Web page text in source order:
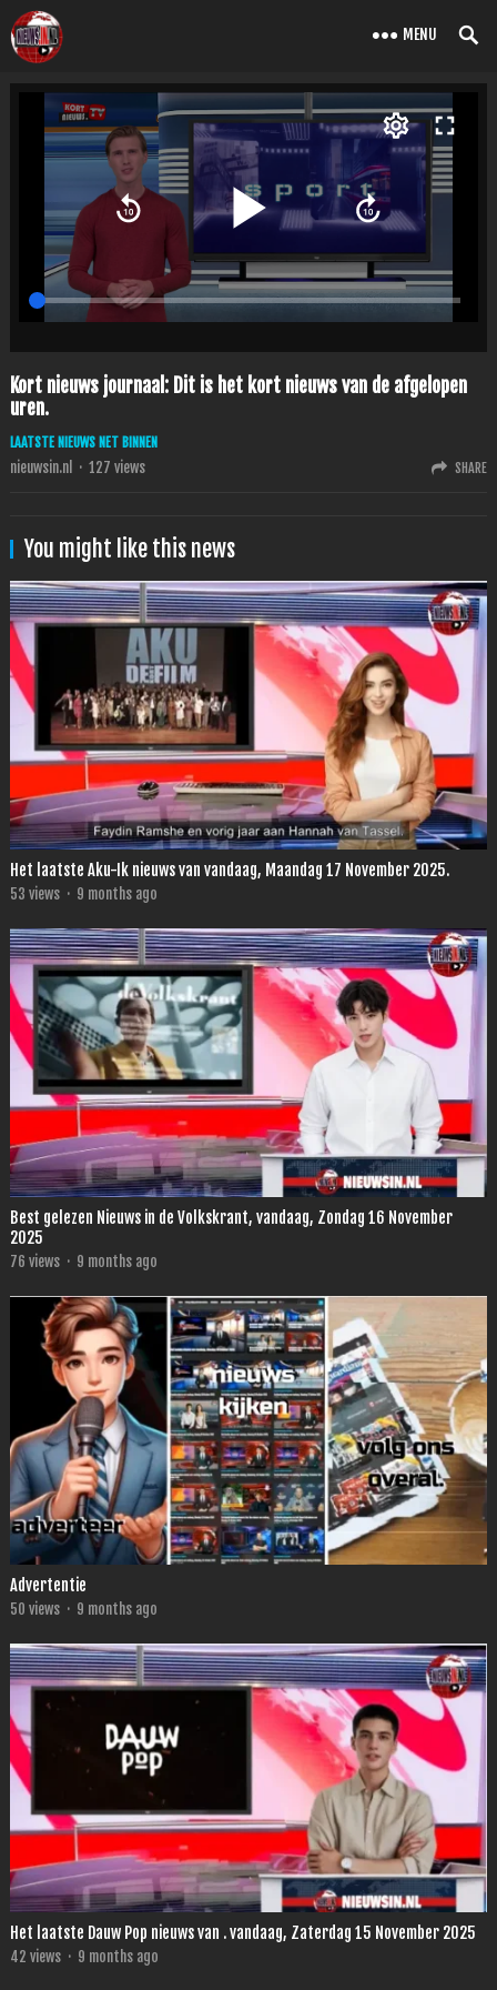
MENU
Kort nieuws journaal: Dit is het kort nieuws van de afgelopen
uren.
LAATSTE NIEUWS NET BINNEN
nieuwsin.nl · 127 views SHARE
You might like this news
Het laatste Aku-Ik nieuws van vandaag, Maandag 17 November 2025.
53 views · 9 months ago
Best gelezen Nieuws in de Volkskrant, vandaag, Zondag 16 November
2025
76 views · 9 months ago
Advertentie
50 views · 9 months ago
Het laatste Dauw Pop nieuws van . vandaag, Zaterdag 15 November 2025
42 views · 9 months ago